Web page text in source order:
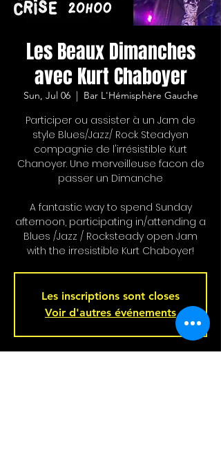
Les Beaux Dimanches
avec Kurt Chaboyer
Sun, Jul 06
  |
Bar L'Hémisphère Gauche
Participer ou assister à un Jam de
style Blues/Jazz/ Rock Steadyen
compagnie de l'irrésistible Kurt
Chanoyer. Une merveilleuse facon de
passer un Dimanche
A fantastic way to spend Sunday
afternoon, participating in/attending a
Blues /Jazz / Rocksteady open Jam
with the irresistible Kurt Chaboyer!
Les inscriptions sont closes
Voir d'autres événements